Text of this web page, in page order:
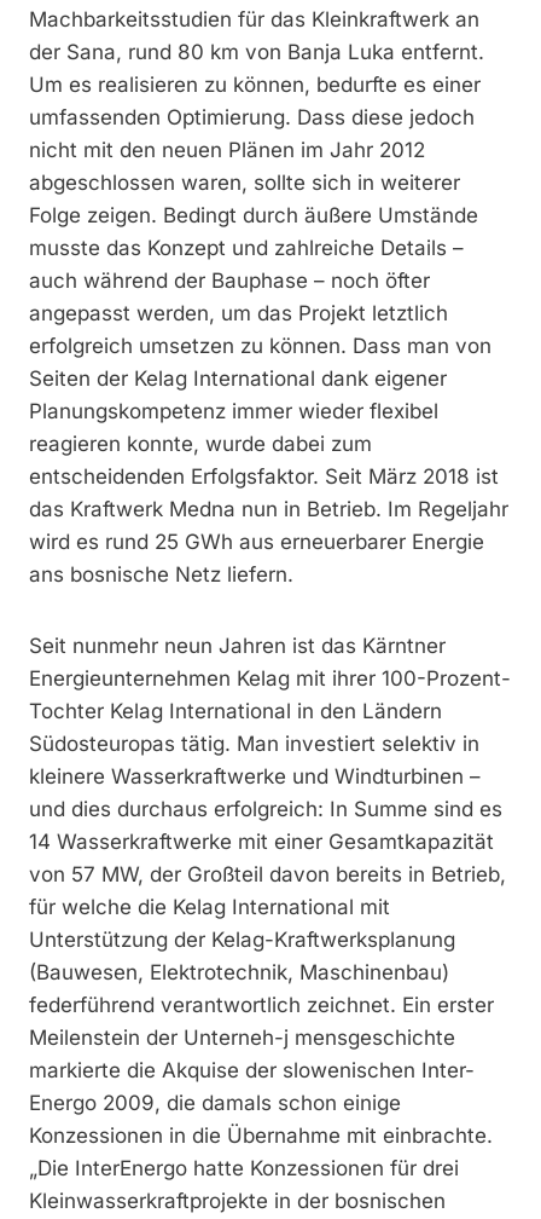
Machbarkeitsstudien für das Kleinkraftwerk an
der Sana, rund 80 km von Banja Luka entfernt.
Um es realisieren zu können, bedurfte es einer
umfassenden Optimierung. Dass diese jedoch
nicht mit den neuen Plänen im Jahr 2012
abgeschlossen waren, sollte sich in weiterer
Folge zeigen. Bedingt durch äußere Umstände
musste das Konzept und zahlreiche Details –
auch während der Bauphase – noch öfter
angepasst werden, um das Projekt letztlich
erfolgreich umsetzen zu können. Dass man von
Seiten der Kelag International dank eigener
Planungskompetenz immer wieder flexibel
reagieren konnte, wurde dabei zum
entscheidenden Erfolgsfaktor. Seit März 2018 ist
das Kraftwerk Medna nun in Betrieb. Im Regeljahr
wird es rund 25 GWh aus erneuerbarer Energie
ans bosnische Netz liefern.
Seit nunmehr neun Jahren ist das Kärntner
Energieunternehmen Kelag mit ihrer 100-Prozent-
Tochter Kelag International in den Ländern
Südosteuropas tätig. Man investiert selektiv in
kleinere Wasserkraftwerke und Windturbinen –
und dies durchaus erfolgreich: In Summe sind es
14 Wasserkraftwerke mit einer Gesamtkapazität
von 57 MW, der Großteil davon bereits in Betrieb,
für welche die Kelag International mit
Unterstützung der Kelag-Kraftwerks­planung
(Bauwesen, Elektrotechnik, Maschinenbau)
federführend verantwortlich zeichnet. Ein erster
Meilenstein der Unterneh-j mensgeschichte
markierte die Akquise der slowenischen Inter-
Energo 2009, die damals schon einige
Konzessionen in die Übernahme mit einbrachte.
„Die InterEnergo hatte Konzessionen für drei
Kleinwasserkraftprojekte in der bosnischen